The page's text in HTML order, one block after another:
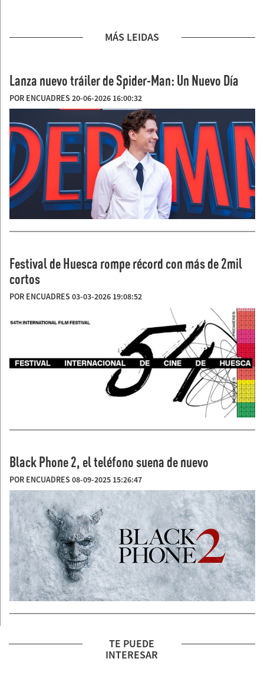
MÁS LEIDAS
Lanza nuevo tráiler de Spider-Man: Un Nuevo Día
POR ENCUADRES 20-06-2026 16:00:32
Festival de Huesca rompe récord con más de 2mil
cortos
POR ENCUADRES 03-03-2026 19:08:52
Black Phone 2, el teléfono suena de nuevo
POR ENCUADRES 08-09-2025 15:26:47
TE PUEDE
INTERESAR